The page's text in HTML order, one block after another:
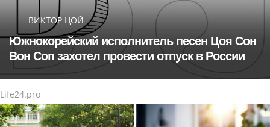
ВИКТОР ЦОЙ
Южнокорейский исполнитель песен Цоя Сон
Вон Соп захотел провести отпуск в России
Life24.pro